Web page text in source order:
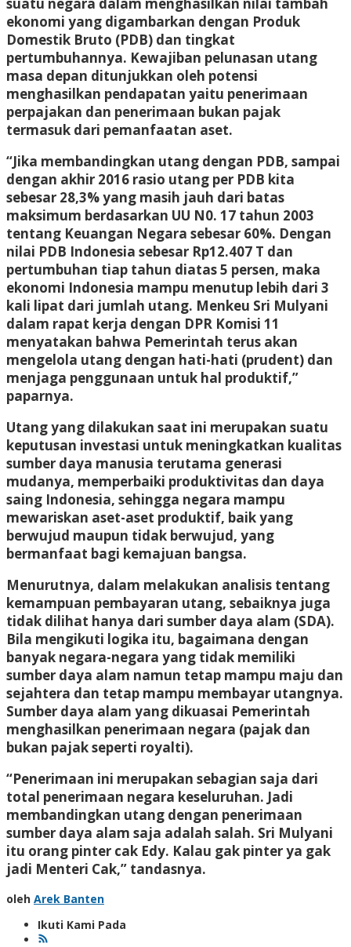
ekonomi yang digambarkan dengan Produk
Domestik Bruto (PDB) dan tingkat
pertumbuhannya. Kewajiban pelunasan utang
masa depan ditunjukkan oleh potensi
menghasilkan pendapatan yaitu penerimaan
perpajakan dan penerimaan bukan pajak
termasuk dari pemanfaatan aset.
“Jika membandingkan utang dengan PDB, sampai
dengan akhir 2016 rasio utang per PDB kita
sebesar 28,3% yang masih jauh dari batas
maksimum berdasarkan UU N0. 17 tahun 2003
tentang Keuangan Negara sebesar 60%. Dengan
nilai PDB Indonesia sebesar Rp12.407 T dan
pertumbuhan tiap tahun diatas 5 persen, maka
ekonomi Indonesia mampu menutup lebih dari 3
kali lipat dari jumlah utang. Menkeu Sri Mulyani
dalam rapat kerja dengan DPR Komisi 11
menyatakan bahwa Pemerintah terus akan
mengelola utang dengan hati-hati (prudent) dan
menjaga penggunaan untuk hal produktif,”
paparnya.
Utang yang dilakukan saat ini merupakan suatu
keputusan investasi untuk meningkatkan kualitas
sumber daya manusia terutama generasi
mudanya, memperbaiki produktivitas dan daya
saing Indonesia, sehingga negara mampu
mewariskan aset-aset produktif, baik yang
berwujud maupun tidak berwujud, yang
bermanfaat bagi kemajuan bangsa.
Menurutnya, dalam melakukan analisis tentang
kemampuan pembayaran utang, sebaiknya juga
tidak dilihat hanya dari sumber daya alam (SDA).
Bila mengikuti logika itu, bagaimana dengan
banyak negara-negara yang tidak memiliki
sumber daya alam namun tetap mampu maju dan
sejahtera dan tetap mampu membayar utangnya.
Sumber daya alam yang dikuasai Pemerintah
menghasilkan penerimaan negara (pajak dan
bukan pajak seperti royalti).
“Penerimaan ini merupakan sebagian saja dari
total penerimaan negara keseluruhan. Jadi
membandingkan utang dengan penerimaan
sumber daya alam saja adalah salah. Sri Mulyani
itu orang pinter cak Edy. Kalau gak pinter ya gak
jadi Menteri Cak,” tandasnya.
oleh Arek Banten
Ikuti Kami Pada